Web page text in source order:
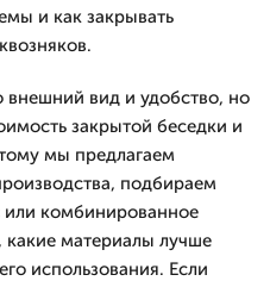
и как закрывать
внешний вид и удобство, но
закрытой беседки и
мы предлагаем
подбираем
или комбинированное
материалы лучше
использования. Если